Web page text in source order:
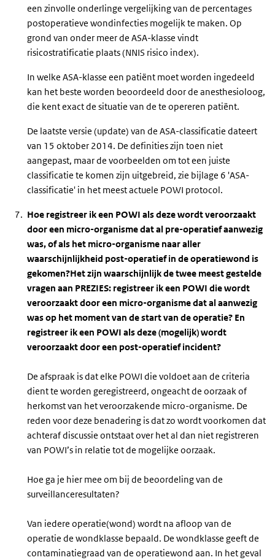
een zinvolle onderlinge vergelijking van de percentages
postoperatieve wondinfecties mogelijk te maken. Op
grond van onder meer de ASA-klasse vindt
risicostratificatie plaats (NNIS risico index).
In welke ASA-klasse een patiënt moet worden ingedeeld
kan het beste worden beoordeeld door de anesthesioloog,
die kent exact de situatie van de te opereren patiënt.
De laatste versie (update) van de ASA-classificatie dateert
van 15 oktober 2014. De definities zijn toen niet
aangepast, maar de voorbeelden om tot een juiste
classificatie te komen zijn uitgebreid, zie bijlage 6 'ASA-
classificatie' in het meest actuele POWI protocol.
Hoe registreer ik een POWI als deze wordt veroorzaakt
door een micro-organisme dat al pre-operatief aanwezig
was, of als het micro-organisme naar aller
waarschijnlijkheid post-operatief in de operatiewond is
gekomen?Het zijn waarschijnlijk de twee meest gestelde
vragen aan PREZIES: registreer ik een POWI die wordt
veroorzaakt door een micro-organisme dat al aanwezig
was op het moment van de start van de operatie? En
registreer ik een POWI als deze (mogelijk) wordt
veroorzaakt door een post-operatief incident?
De afspraak is dat elke POWI die voldoet aan de criteria
dient te worden geregistreerd, ongeacht de oorzaak of
herkomst van het veroorzakende micro-organisme. De
reden voor deze benadering is dat zo wordt voorkomen dat
achteraf discussie ontstaat over het al dan niet registreren
van POWI’s in relatie tot de mogelijke oorzaak.
Hoe ga je hier mee om bij de beoordeling van de
surveillanceresultaten?
Van iedere operatie(wond) wordt na afloop van de
operatie de wondklasse bepaald. De wondklasse geeft de
contaminatiegraad van de operatiewond aan. In het geval